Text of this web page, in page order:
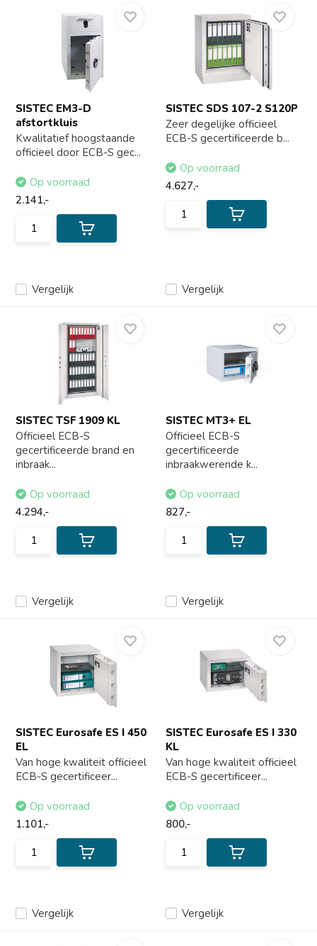
SISTEC EM3-D
afstortkluis
Kwalitatief hoogstaande
officieel door ECB-S gec...
Vergelijk
Op voorraad
2.141,-
SISTEC SDS 107-2 S120P
Zeer degelijke officieel
ECB-S gecertificeerde b...
Vergelijk
Op voorraad
4.627,-
SISTEC TSF 1909 KL
Officieel ECB-S
gecertificeerde brand en
inbraak...
Vergelijk
Op voorraad
4.294,-
SISTEC MT3+ EL
Officieel ECB-S
gecertificeerde
inbraakwerende k...
Vergelijk
Op voorraad
827,-
SISTEC Eurosafe ES I 450
EL
Van hoge kwaliteit officieel
ECB-S gecertificeer...
Vergelijk
Op voorraad
1.101,-
SISTEC Eurosafe ES I 330
KL
Van hoge kwaliteit officieel
ECB-S gecertificeer...
Vergelijk
Op voorraad
800,-